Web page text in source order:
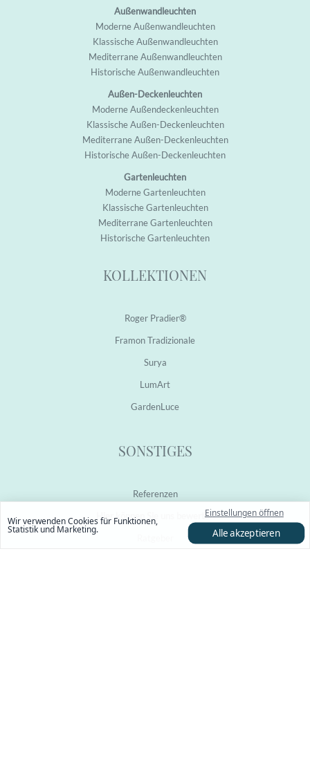
Außenwandleuchten
Moderne Außenwandleuchten
Klassische Außenwandleuchten
Mediterrane Außenwandleuchten
Historische Außenwandleuchten
Außen-Deckenleuchten
Moderne Außendeckenleuchten
Klassische Außen-Deckenleuchten
Mediterrane Außen-Deckenleuchten
Historische Außen-Deckenleuchten
Gartenleuchten
Moderne Gartenleuchten
Klassische Gartenleuchten
Mediterrane Gartenleuchten
Historische Gartenleuchten
KOLLEKTIONEN
Roger Pradier®
Framon Tradizionale
Surya
LumArt
GardenLuce
SONSTIGES
Referenzen
Hier können Sie uns bewerten
Wir verwenden Cookies für Funktionen,
Statistik und Marketing.
Einstellungen öffnen
Alle akzeptieren